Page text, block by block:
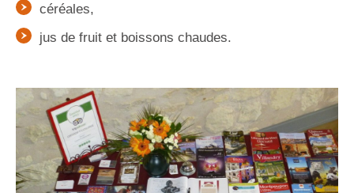
céréales,
jus de fruit et boissons chaudes.